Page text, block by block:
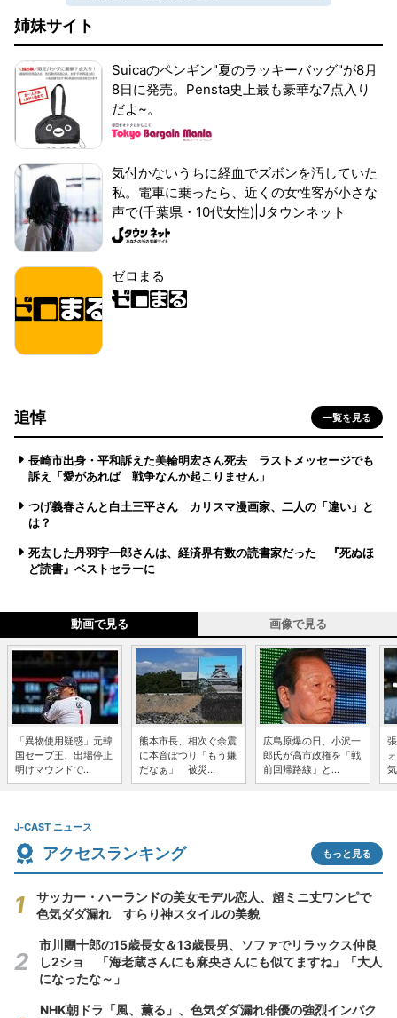
姉妹サイト
Suicaのペンギン"夏のラッキーバッグ"が8月
8日に発売。Pensta史上最も豪華な7点入り
だよ~。
気付かないうちに経血でズボンを汚していた
私。電車に乗ったら、近くの女性客が小さな
声で(千葉県・10代女性)|Jタウンネット
ゼロまる
追悼 一覧を見る
長崎市出身・平和訴えた美輪明宏さん死去 ラストメッセージでも
訴え「愛があれば 戦争なんか起こりません」
つげ義春さんと白土三平さん カリスマ漫画家、二人の「違い」と
は？
死去した丹羽宇一郎さんは、経済界有数の読書家だった 『死ぬほ
ど読書』ベストセラーに
動画で見る 画像で見る
「異物使用疑惑」元韓
国セーブ王、出場停止
明けマウンドで...
熊本市長、相次ぐ余震
に本音ぽつり「もう嫌
だなぁ」 被災...
広島原爆の日、小沢一
郎氏が高市政権を「戦
前回帰路線」と...
J-CAST ニュース
アクセスランキング もっと見る
サッカー・ハーランドの美女モデル恋人、超ミニ丈ワンピで
色気ダダ漏れ すらり神スタイルの美貌
市川團十郎の15歳長女＆13歳長男、ソファでリラックス仲良
し2ショ 「海老蔵さんにも麻央さんにも似てますね」「大人
になったな～」
NHK朝ドラ「風、薫る」、色気ダダ漏れ俳優の強烈インパク